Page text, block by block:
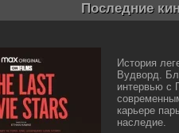
Последние
История
Вудворд.
интервью с
карьере
наследие.